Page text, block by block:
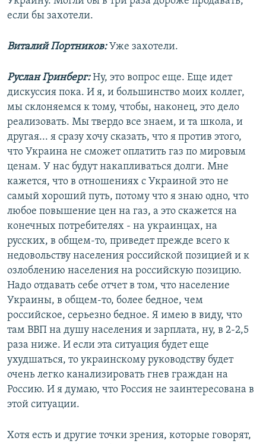
если бы захотели.
Виталий Портников:Уже захотели.
Руслан Гринберг:Ну, это вопрос еще. Еще идет
дискуссия пока. И я, и большинство моих коллег,
мы склоняемся к тому, чтобы, наконец, это дело
реализовать. Мы твердо все знаем, и та школа, и
другая... я сразу хочу сказать, что я против этого,
что Украина не сможет оплатить газ по мировым
ценам. У нас будут накапливаться долги. Мне
кажется, что в отношениях с Украиной это не
самый хороший путь, потому что я знаю одно, что
любое повышение цен на газ, а это скажется на
конечных потребителях - на украинцах, на
русских, в общем-то, приведет прежде всего к
недовольству населения российской позицией и к
озлоблению населения на российскую позицию.
Надо отдавать себе отчет в том, что население
Украины, в общем-то, более бедное, чем
российское, серьезно бедное. Я имею в виду, что
там ВВП на душу населения и зарплата, ну, в 2-2,5
раза ниже. И если эта ситуация будет еще
ухудшаться, то украинскому руководству будет
очень легко канализировать гнев граждан на
Россию. И я думаю, что Россия не заинтересована в
этой ситуации.
Хотя есть и другие точки зрения, которые говорят,